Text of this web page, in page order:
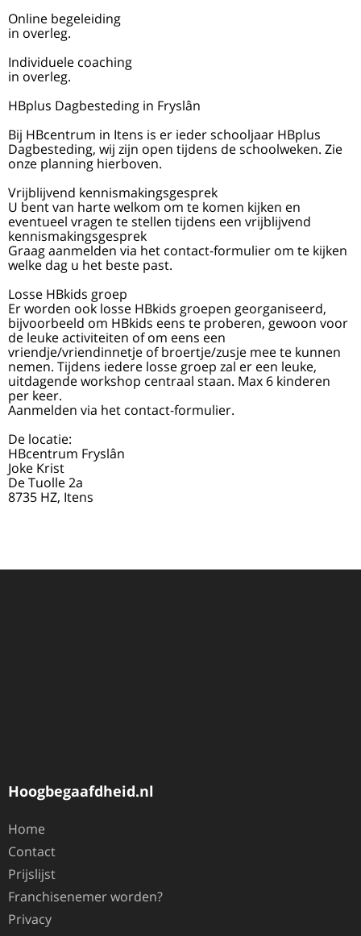
Online begeleiding
in overleg.
Individuele coaching
in overleg.
HBplus Dagbesteding in Fryslân
​Bij HBcentrum in Itens is er ieder schooljaar HBplus
Dagbesteding, wij zijn open tijdens de schoolweken. Zie
onze planning hierboven.
Vrijblijvend kennismakingsgesprek
U bent van harte welkom om te komen kijken en
eventueel vragen te stellen tijdens een vrijblijvend
kennismakingsgesprek
Graag aanmelden via het contact-formulier om te kijken
welke dag u het beste past.
Losse HBkids groep
Er worden ook losse HBkids groepen georganiseerd,
bijvoorbeeld om HBkids eens te proberen, gewoon voor
de leuke activiteiten of om eens een
vriendje/vriendinnetje of broertje/zusje mee te kunnen
nemen. Tijdens iedere losse groep zal er een leuke,
uitdagende workshop centraal staan. Max 6 kinderen
per keer.
Aanmelden via het contact-formulier.
De locatie:
HBcentrum Fryslân
Joke Krist
De Tuolle 2a
8735 HZ, Itens
Hoogbegaafdheid.nl
Home
Contact
Prijslijst
Franchisenemer worden?
Privacy